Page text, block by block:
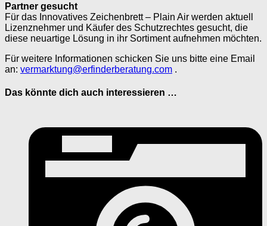
Partner gesucht
Für das Innovatives Zeichenbrett – Plain Air werden aktuell
Lizenznehmer und Käufer des Schutzrechtes gesucht, die
diese neuartige Lösung in ihr Sortiment aufnehmen möchten.
Für weitere Informationen schicken Sie uns bitte eine Email
an: vermarktung@erfinderberatung.com .
Das könnte dich auch interessieren …